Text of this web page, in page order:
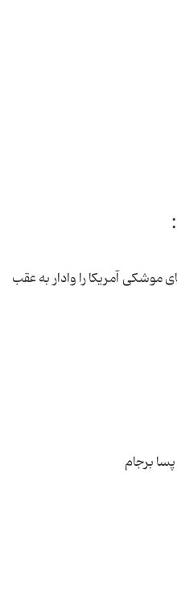
آمریکا را وادار به عقب
برجام